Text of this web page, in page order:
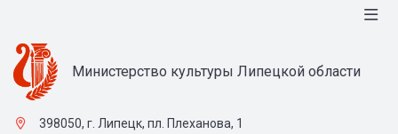
Министерство культуры Липецкой области
398050, г. Липецк, пл. Плеханова, 1